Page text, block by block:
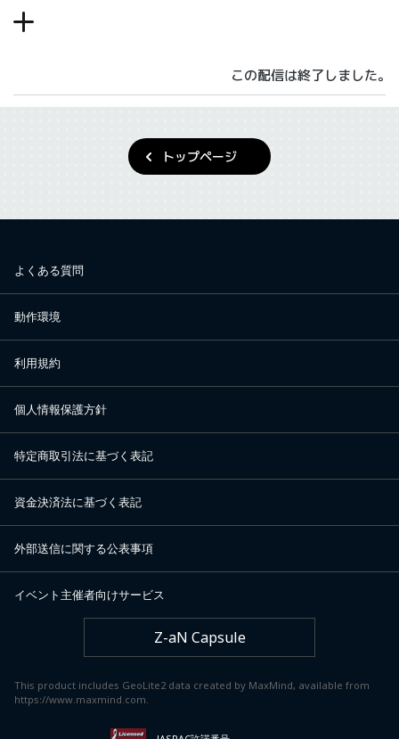
この配信は終了しました。
トップページ
よくある質問
動作環境
利用規約
個人情報保護方針
特定商取引法に基づく表記
資金決済法に基づく表記
外部送信に関する公表事項
イベント主催者向けサービス
Z-aN Capsule
This product includes GeoLite2 data created by MaxMind, available from
https://www.maxmind.com.